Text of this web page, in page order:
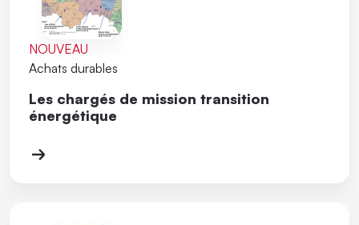
NOUVEAU
Achats durables
Les chargés de mission transition
énergétique